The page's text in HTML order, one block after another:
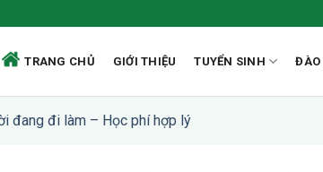
TRANG CHỦ GIỚI THIỆU TUYỂN SINH ĐÀO
đang đi làm – Học phí hợp lý